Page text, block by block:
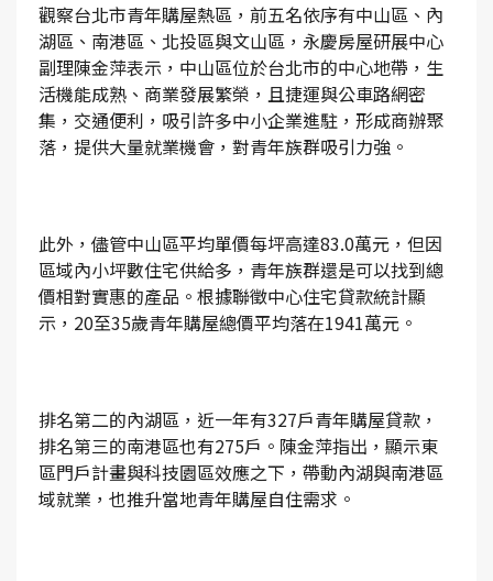
觀察台北市青年購屋熱區，前五名依序有中山區、內
湖區、南港區、北投區與文山區，永慶房屋研展中心
副理陳金萍表示，中山區位於台北市的中心地帶，生
活機能成熟、商業發展繁榮，且捷運與公車路網密
集，交通便利，吸引許多中小企業進駐，形成商辦聚
落，提供大量就業機會，對青年族群吸引力強。
此外，儘管中山區平均單價每坪高達83.0萬元，但因
區域內小坪數住宅供給多，青年族群還是可以找到總
價相對實惠的產品。根據聯徵中心住宅貸款統計顯
示，20至35歲青年購屋總價平均落在1941萬元。
排名第二的內湖區，近一年有327戶青年購屋貸款，
排名第三的南港區也有275戶。陳金萍指出，顯示東
區門戶計畫與科技園區效應之下，帶動內湖與南港區
域就業，也推升當地青年購屋自住需求。